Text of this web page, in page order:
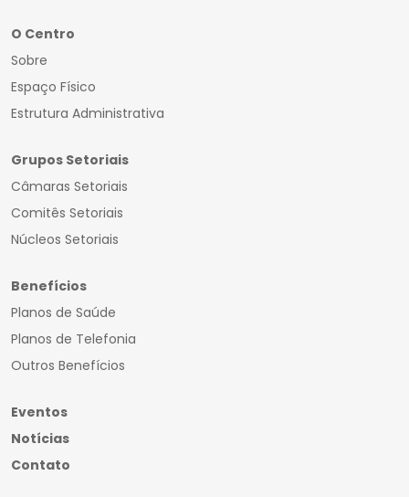
O Centro
Sobre
Espaço Físico
Estrutura Administrativa
Grupos Setoriais
Câmaras Setoriais
Comitês Setoriais
Núcleos Setoriais
Benefícios
Planos de Saúde
Planos de Telefonia
Outros Benefícios
Eventos
Notícias
Contato